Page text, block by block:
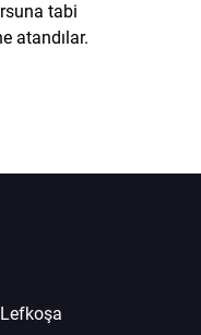
tabi
atandılar.